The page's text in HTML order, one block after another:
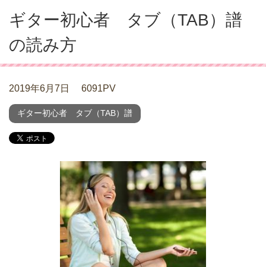
ギター初心者 タブ（TAB）譜
の読み方
2019年6月7日 6091PV
ギター初心者 タブ（TAB）譜